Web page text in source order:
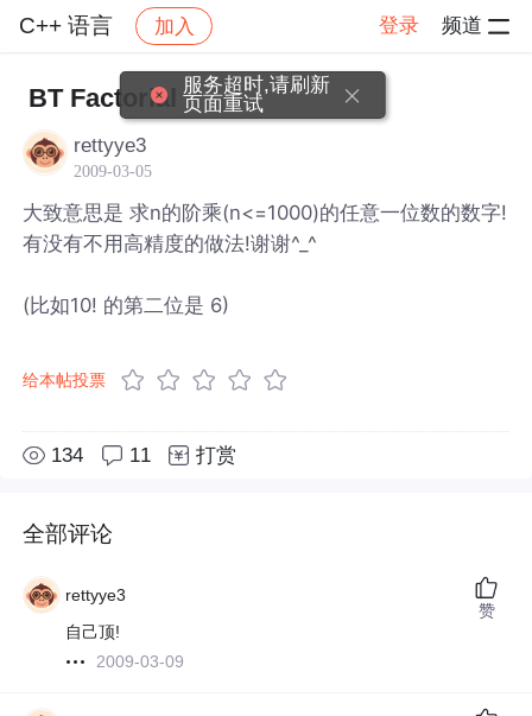
C++ 语言 加入 登录 频道
社区 C++ 语言 帖子详情
BT Factorial
rettyye3
2009-03-05
大致意思是 求n的阶乘(n<=1000)的任意一位数的数字!
有没有不用高精度的做法!谢谢^_^
(比如10! 的第二位是 6)
给本帖投票
134 11 打赏
全部评论
rettyye3
自己顶!
2009-03-09
赞
服务超时,请刷新
页面重试